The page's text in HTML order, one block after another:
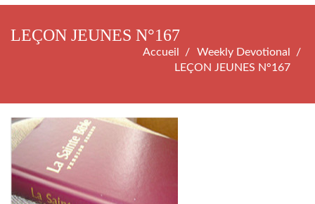
LEÇON JEUNES N°167
Accueil
Weekly Devotional
LEÇON JEUNES N°167